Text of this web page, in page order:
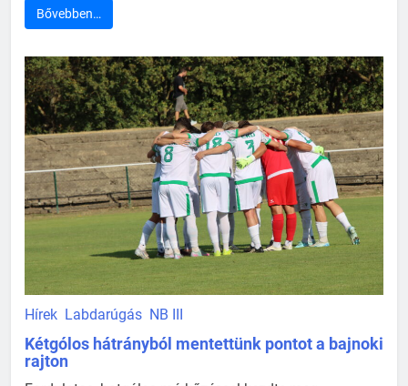
Bővebben…
Hírek Labdarúgás NB III
Kétgólos hátrányból mentettünk pontot a bajnoki
rajton